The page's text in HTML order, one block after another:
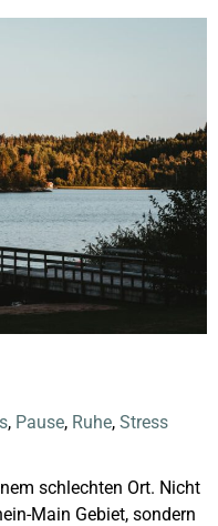
, Pause, Ruhe, Stress
schlechten Ort. Nicht
Main Gebiet, sondern